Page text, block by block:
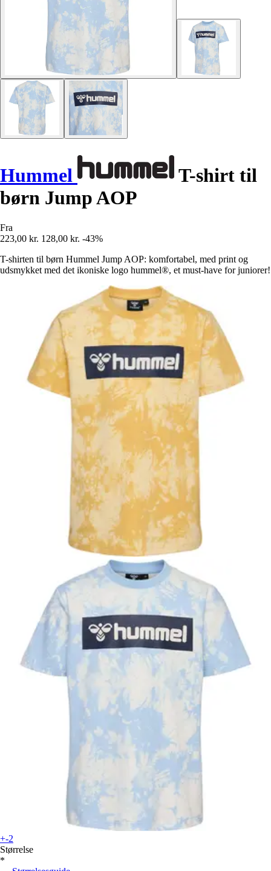
Hummel
T-shirt til
børn Jump AOP
Fra
223,00 kr. 128,00 kr. -43%
T-shirten til børn Hummel Jump AOP: komfortabel, med print og
udsmykket med det ikoniske logo hummel®, et must-have for juniorer!
+-2
Størrelse
*